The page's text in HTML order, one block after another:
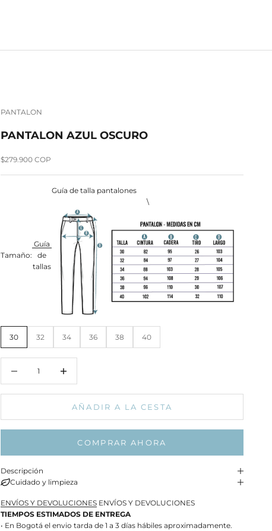
PANTALON
PANTALON AZUL OSCURO
Precio de oferta
$279.900 COP
Tamaño:
Guía
de
tallas
Guía de talla pantalones
\
30 32 34 36 38 40
AÑADIR A LA CESTA
COMPRAR AHORA
Descripción
Cuidado y limpieza
ENVÍOS Y DEVOLUCIONES ENVÍOS Y DEVOLUCIONES
TIEMPOS ESTIMADOS DE ENTREGA
• En Bogotá el envio tarda de 1 a 3 días hábiles aproximadamente.